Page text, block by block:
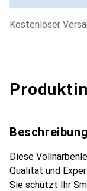
kostenloser
Beschreibung
Diese
Qualität und
Sie schützt Ihr